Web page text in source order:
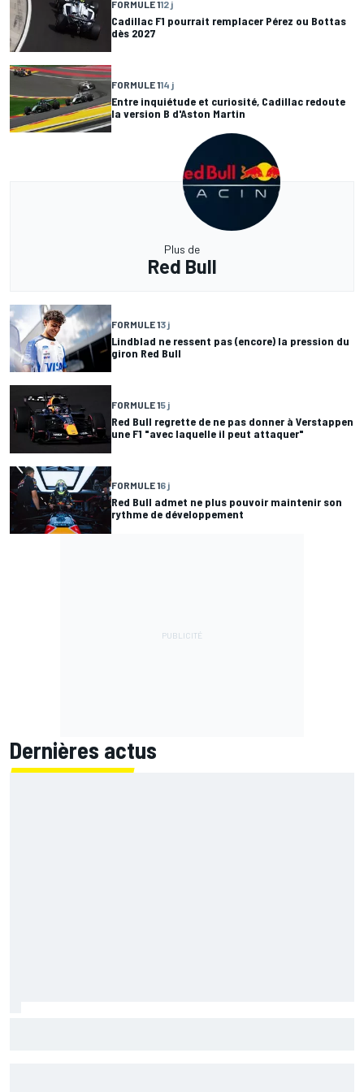
FORMULE 112 j
Cadillac F1 pourrait remplacer Pérez ou Bottas
dès 2027
FORMULE 114 j
Entre inquiétude et curiosité, Cadillac redoute
la version B d'Aston Martin
Plus de
Red Bull
FORMULE 13 j
Lindblad ne ressent pas (encore) la pression du
giron Red Bull
FORMULE 15 j
Red Bull regrette de ne pas donner à Verstappen
une F1 "avec laquelle il peut attaquer"
FORMULE 16 j
Red Bull admet ne plus pouvoir maintenir son
rythme de développement
Dernières actus